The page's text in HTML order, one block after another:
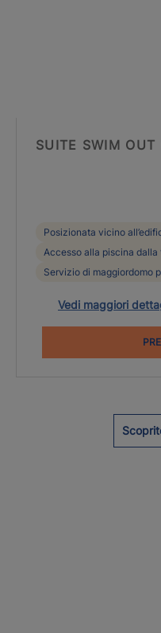
SUITE SWIM OUT
Posizionata vicino
Accesso alla piscina dalla
Servizio di maggiordomo
Vedi maggiori